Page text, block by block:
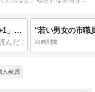
「+」番号の国際電話が詐欺に?「+1」「+91」どこの国からの電話? 急増する特殊詐欺、怪しい国際電話を防ぐ対策は
28時間前
人融資